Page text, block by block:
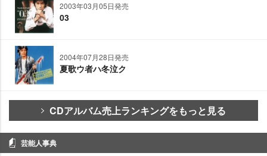
2003年03月05日発売
03
2004年07月28日発売
夏歌ウ者ハ冬泣ク
CDアルバム売上ランキングをもっと見る
芸能人事典